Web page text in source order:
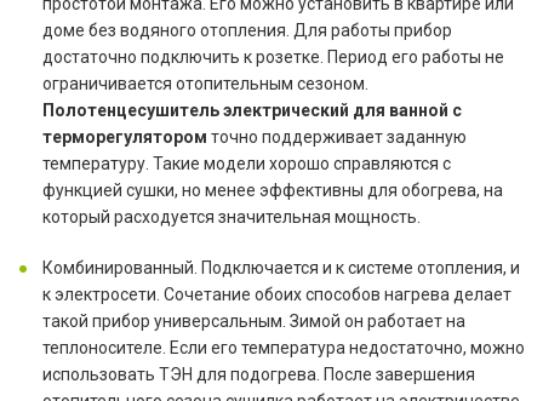
доме без водяного отопления. Для работы прибор
достаточно подключить к розетке. Период его работы не
ограничивается отопительным сезоном.
Полотенцесушитель электрический для ванной с
терморегулятором точно поддерживает заданную
температуру. Такие модели хорошо справляются с
функцией сушки, но менее эффективны для обогрева, на
который расходуется значительная мощность.
Комбинированный. Подключается и к системе отопления, и
к электросети. Сочетание обоих способов нагрева делает
такой прибор универсальным. Зимой он работает на
теплоносителе. Если его температура недостаточно, можно
использовать ТЭН для подогрева. После завершения